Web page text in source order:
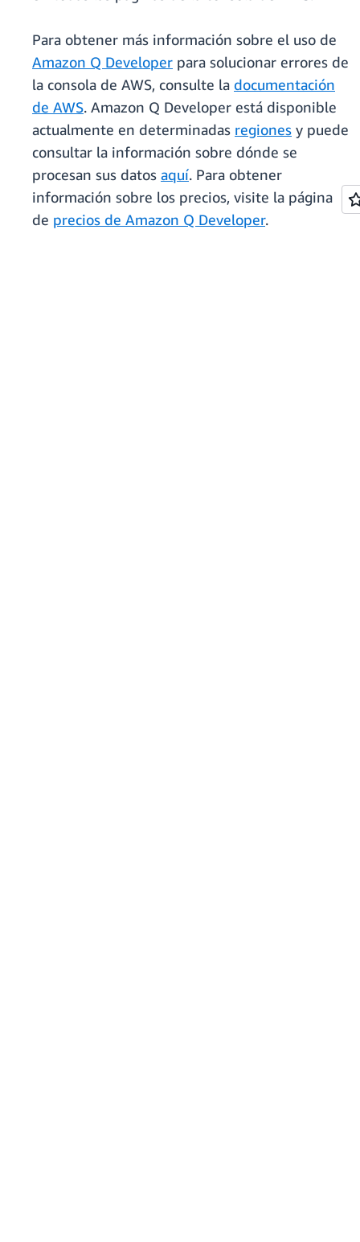
Para obtener más información sobre el uso de
Amazon Q Developer para solucionar errores de
la consola de AWS, consulte la documentación
de AWS. Amazon Q Developer está disponible
actualmente en determinadas regiones y puede
consultar la información sobre dónde se
procesan sus datos aquí. Para obtener
información sobre los precios, visite la página
de precios de Amazon Q Developer.